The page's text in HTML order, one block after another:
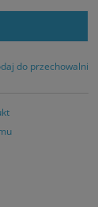
do przechowalni